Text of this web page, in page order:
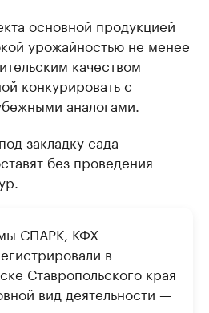
основной продукцией
урожайностью не менее
качеством
конкурировать с
аналогами.
закладку сада
без проведения
СПАРК, КФХ
в
Ставропольского края
вид деятельности —